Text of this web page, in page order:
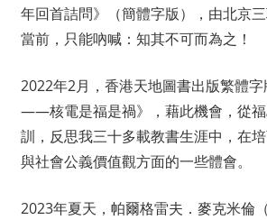
年回首詰問》（簡體字版），由北京
當前，只能吶喊：知其不可而為之！
2022年2月，香港天地圖書出版繁體
——核電是福是禍》，藉此機會，從
訓，反思我三十多載教書生涯中，在
與社會公義價值觀方面的一些體會。
2023年夏天，帕爾格雷夫．麥克米倫